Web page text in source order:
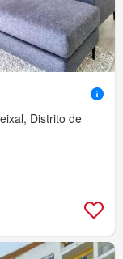
Distrito de